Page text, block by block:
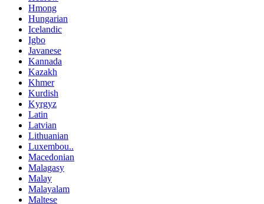
Hmong
Hungarian
Icelandic
Igbo
Javanese
Kannada
Kazakh
Khmer
Kurdish
Kyrgyz
Latin
Latvian
Lithuanian
Luxembou..
Macedonian
Malagasy
Malay
Malayalam
Maltese